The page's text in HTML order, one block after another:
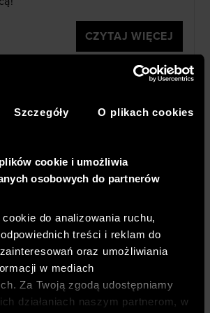
Szczegóły O plikach cookies
cookie i umożliwia
osobowych do partnerów
do analizowania ruchu,
treści i reklam do
oraz umożliwiania
w mediach
Za Twoją zgodą udostępniamy
działaniach naszym partnerom, w
CZYTAJ WIĘCEJ
się do jogi! Co
ćwiczeń? Jakich
potrzebujesz?